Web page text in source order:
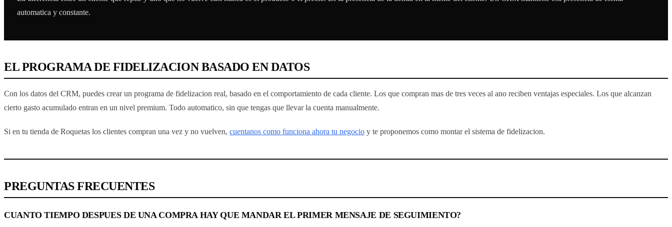
automatica y constante.
EL PROGRAMA DE FIDELIZACION BASADO EN DATOS
Con los datos del CRM, puedes crear un programa de fidelizacion real, basado en el comportamiento de cada cliente. Los que compran mas de tres veces al ano reciben ventajas especiales. Los que alcanzan
cierto gasto acumulado entran en un nivel premium. Todo automatico, sin que tengas que llevar la cuenta manualmente.
Si en tu tienda de Roquetas los clientes compran una vez y no vuelven, cuentanos como funciona ahora tu negocio y te proponemos como montar el sistema de fidelizacion.
PREGUNTAS FRECUENTES
CUANTO TIEMPO DESPUES DE UNA COMPRA HAY QUE MANDAR EL PRIMER MENSAJE DE SEGUIMIENTO?